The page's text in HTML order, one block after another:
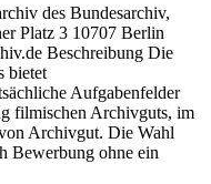
des Bundesarchiv,
Platz 3 10707 Berlin
Beschreibung Die
bietet
Aufgabenfelder
filmischen Archivguts, im
Archivgut. Die Wahl
Bewerbung ohne ein